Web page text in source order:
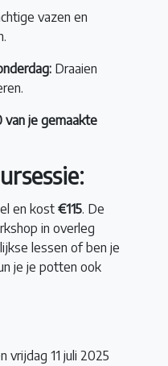
vazen en
Draaien
van je gemaakte
en kost €115. De
in overleg
lessen of ben je
je je potten ook
vrijdag 11 juli 2025